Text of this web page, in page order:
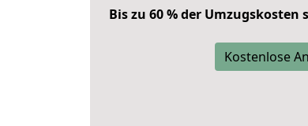
Bis zu 60 % der Umzugskosten
Kostenlose